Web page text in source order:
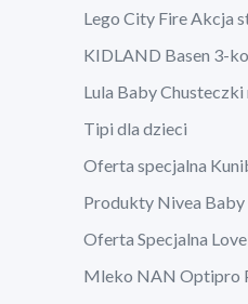
Lego City Fire Akcja
KIDLAND Basen 3-
Lula Baby Chusteczki
Tipi dla dzieci
Oferta specjalna
Produkty Nivea Baby
Oferta Specjalna
Mleko NAN Optipro